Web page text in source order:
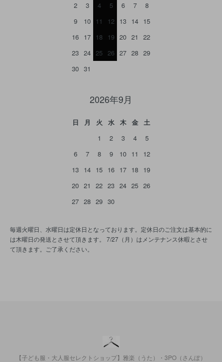
2
3 4 5 6 7
8
9
10 11 12 13 14 15
16 17 18 19 20 21
22
23 24 25 26 27 28 29
30 31
2026年9月
日 月 火 水 木 金
土
1
2 3 4
5
6
7 8 9 10 11
12
13 14 15 16 17 18 19
20 21 22 23 24 25 26
27 28 29 30
毎週火曜日、水曜日は定休日となっております。定休日のご注文は基本的に
は木曜日の発送とさせて頂きます。 7/27（月）はメンテナンス休暇とさせ
て頂きます。ご了承ください。
【子ども服・大人服セレクトショップ】雅楽（うた）・3PO（さんぽ）